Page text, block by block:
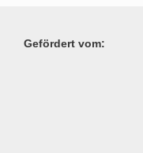
Gefördert vom: